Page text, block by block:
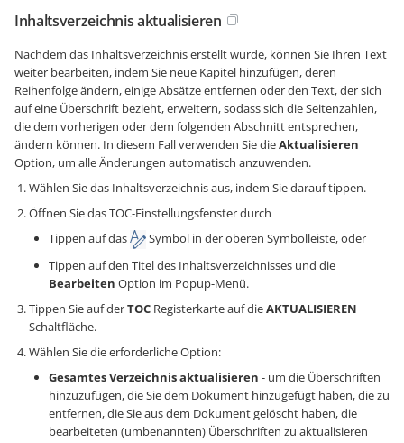
Inhaltsverzeichnis aktualisieren
Nachdem das Inhaltsverzeichnis erstellt wurde, können Sie Ihren Text
weiter bearbeiten, indem Sie neue Kapitel hinzufügen, deren
Reihenfolge ändern, einige Absätze entfernen oder den Text, der sich
auf eine Überschrift bezieht, erweitern, sodass sich die Seitenzahlen,
die dem vorherigen oder dem folgenden Abschnitt entsprechen,
ändern können. In diesem Fall verwenden Sie dieAktualisieren
Option, um alle Änderungen automatisch anzuwenden.
Wählen Sie das Inhaltsverzeichnis aus, indem Sie darauf tippen.
Öffnen Sie das TOC-Einstellungsfenster durch
Tippen auf das
Symbol in der oberen Symbolleiste, oder
Tippen auf den Titel des Inhaltsverzeichnisses und die
Bearbeiten Option im Popup-Menü.
Tippen Sie auf derTOC Registerkarte auf dieAKTUALISIEREN
Schaltfläche.
Wählen Sie die erforderliche Option:
Gesamtes Verzeichnis aktualisieren - um die Überschriften
hinzuzufügen, die Sie dem Dokument hinzugefügt haben, die zu
entfernen, die Sie aus dem Dokument gelöscht haben, die
bearbeiteten (umbenannten) Überschriften zu aktualisieren